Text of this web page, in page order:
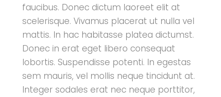
faucibus. Donec dictum laoreet elit at
scelerisque. Vivamus placerat ut nulla vel
mattis. In hac habitasse platea dictumst.
Donec in erat eget libero consequat
lobortis. Suspendisse potenti. In egestas
sem mauris, vel mollis neque tincidunt at.
Integer sodales erat nec neque porttitor,